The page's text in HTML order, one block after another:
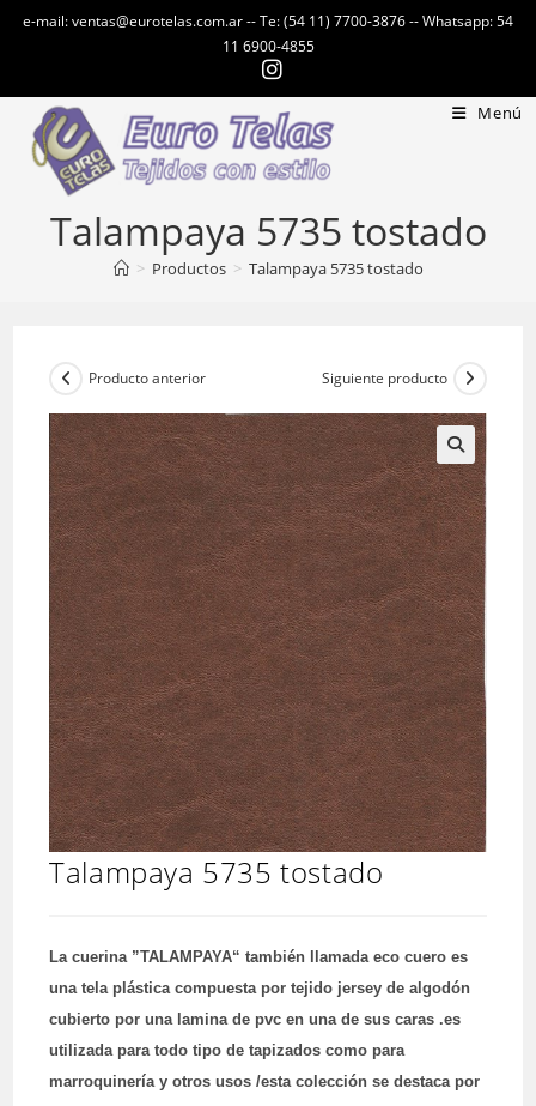
e-mail: ventas@eurotelas.com.ar -- Te: (54 11) 7700-3876 -- Whatsapp: 54
11 6900-4855
Menú
Talampaya 5735 tostado
> Productos > Talampaya 5735 tostado
Producto anterior Siguiente producto
Talampaya 5735 tostado
La cuerina ”TALAMPAYA“ también llamada eco cuero es
una tela plástica compuesta por tejido jersey de algodón
cubierto por una lamina de pvc en una de sus caras .es
utilizada para todo tipo de tapizados como para
marroquinería y otros usos /esta colección se destaca por